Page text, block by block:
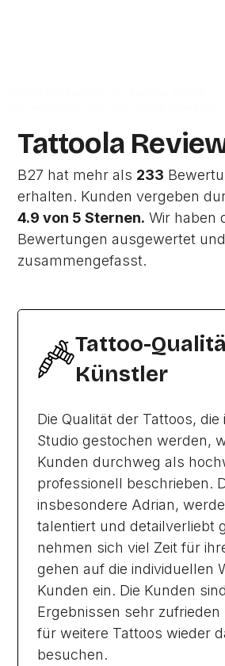
Tattoola
B27 hat mehr als 233
erhalten. Kunden vergeben
4.9 von 5 Sternen. Wir haben
Bewertungen ausgewertet
zusammengefasst.
Tattoo-
Künstler
Die Qualität der Tattoos, die
Studio gestochen werden,
Kunden durchweg als
professionell beschrieben.
insbesondere Adrian,
talentiert und detailverliebt
nehmen sich viel Zeit für
gehen auf die individuellen
Kunden ein. Die Kunden
Ergebnissen sehr
für weitere Tattoos wieder
besuchen.